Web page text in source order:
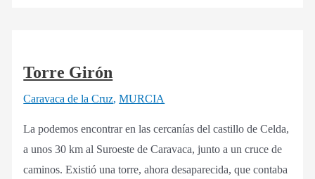
Torre Girón
Caravaca de la Cruz,MURCIA
La podemos encontrar en las cercanías del castillo de Celda,
a unos 30 km al Suroeste de Caravaca, junto a un cruce de
caminos. Existió una torre, ahora desaparecida, que contaba